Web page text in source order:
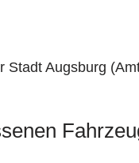
Augsburg